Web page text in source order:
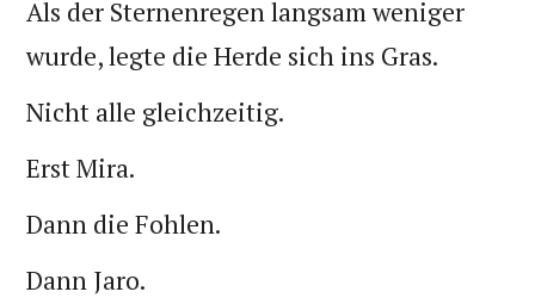
Als der Sternenregen langsam weniger
wurde, legte die Herde sich ins Gras.
Nicht alle gleichzeitig.
Erst Mira.
Dann die Fohlen.
Dann Jaro.